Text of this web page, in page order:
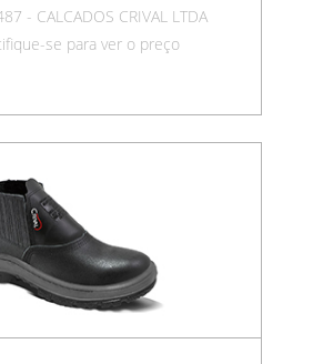
- CALCADOS CRIVAL LTDA
se para ver o preço